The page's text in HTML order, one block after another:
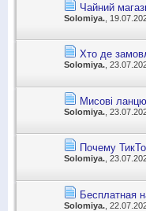
Чайний
Solomiya. ,
Хто де
Solomiya. ,
Мисові
Solomiya. ,
Почему
Solomiya. ,
Бесплатная
Solomiya. ,